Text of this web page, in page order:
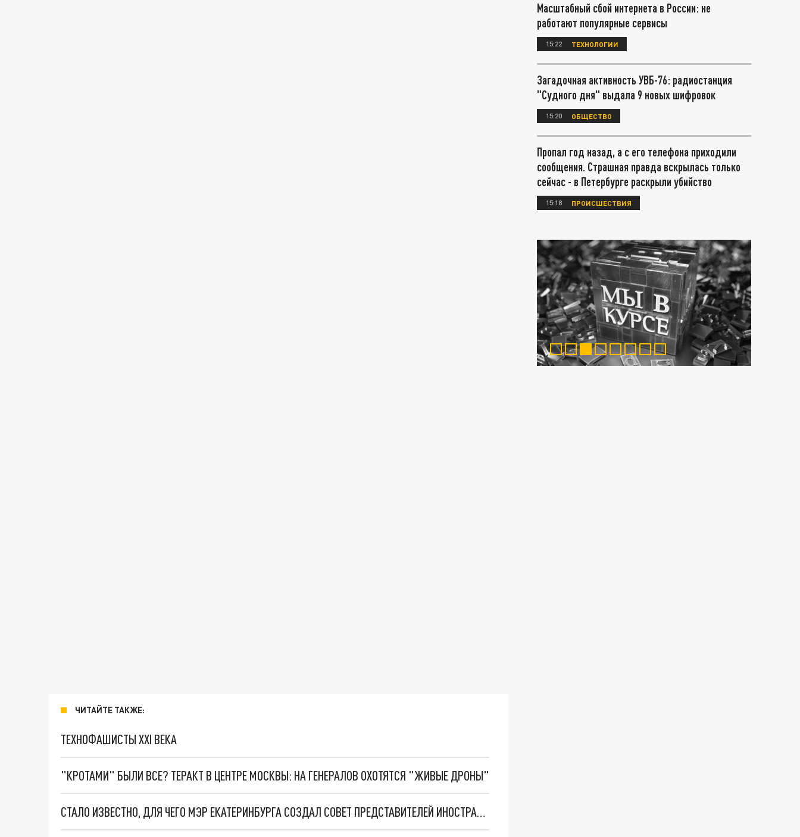
ЧИТАЙТЕ ТАКЖЕ:
ТЕХНОФАШИСТЫ XXI ВЕКА
"КРОТАМИ" БЫЛИ ВСЕ? ТЕРАКТ В ЦЕНТРЕ МОСКВЫ: НА ГЕНЕРАЛОВ ОХОТЯТСЯ "ЖИВЫЕ ДРОНЫ"
СТАЛО ИЗВЕСТНО, ДЛЯ ЧЕГО МЭР ЕКАТЕРИНБУРГА СОЗДАЛ СОВЕТ ПРЕДСТАВИТЕЛЕЙ ИНОСТРАННЫХ ГОСУДАРСТВ
Масштабный сбой интернета в России: не
работают популярные сервисы
15:22 ТЕХНОЛОГИИ
Загадочная активность УВБ-76: радиостанция
"Судного дня" выдала 9 новых шифровок
15:20 ОБЩЕСТВО
Пропал год назад, а с его телефона приходили
сообщения. Страшная правда вскрылась только
сейчас - в Петербурге раскрыли убийство
15:18 ПРОИСШЕСТВИЯ